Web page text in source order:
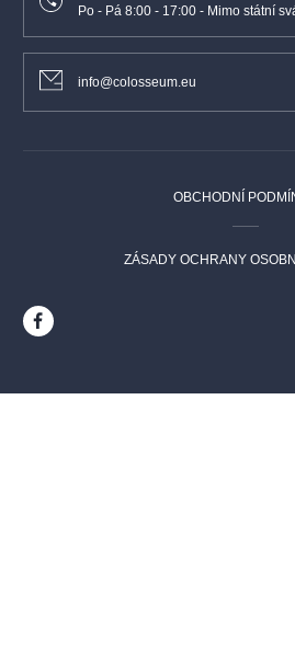
Po - Pá 8:00 - 17:00 - Mimo státní
info@colosseum.eu
OBCHODNÍ
ZÁSADY OCHRANY